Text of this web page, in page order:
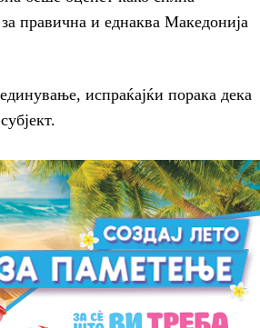
правична и еднаква Македонија
испраќајќи порака дека